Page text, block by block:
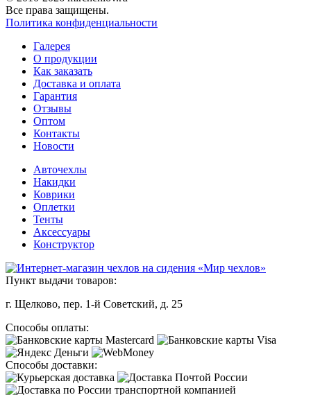
Все права защищены.
Политика конфиденциальности
Галерея
О продукции
Как заказать
Доставка и оплата
Гарантия
Отзывы
Оптом
Контакты
Новости
Авточехлы
Накидки
Коврики
Оплетки
Тенты
Аксессуары
Конструктор
Пункт выдачи товаров:
г. Щелково, пер. 1-й Советский, д. 25
Способы оплаты:
Способы доставки: